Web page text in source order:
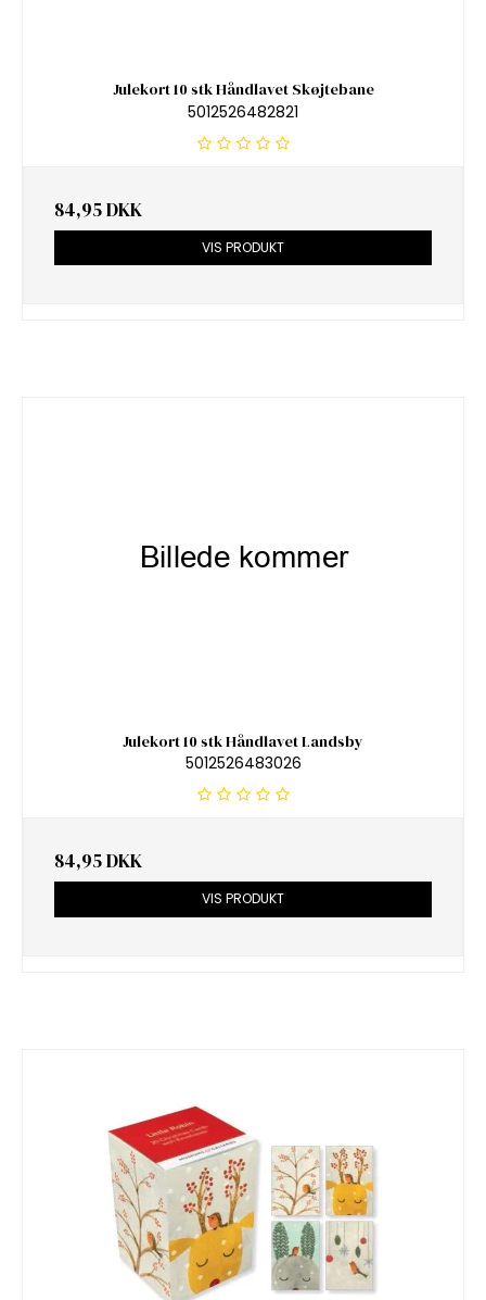
Julekort 10 stk Håndlavet Skøjtebane
5012526482821
84,95 DKK
VIS PRODUKT
Julekort 10 stk Håndlavet Landsby
5012526483026
84,95 DKK
VIS PRODUKT